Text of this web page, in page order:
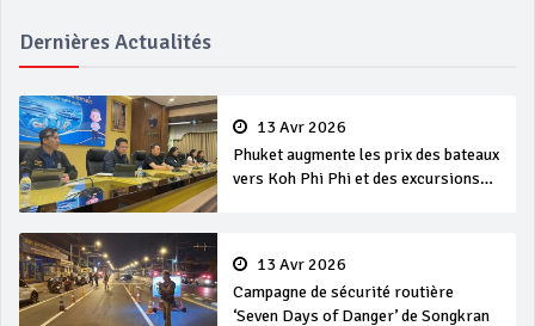
Dernières Actualités
13 Avr 2026
Phuket augmente les prix des bateaux
vers Koh Phi Phi et des excursions
13 Avr 2026
Campagne de sécurité routière
‘Seven Days of Danger’ de Songkran